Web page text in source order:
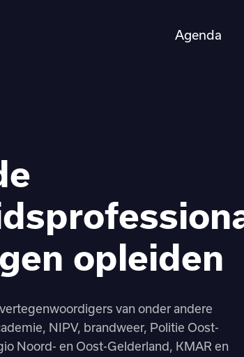
Agenda
opleiden
van onder andere
NIPV, brandweer, Politie Oost-
Noord- en Oost-Gelderland, KMAR en